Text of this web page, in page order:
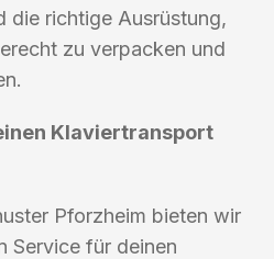
die richtige Ausrüstung,
zu verpacken und
Klaviertransport
Pforzheim bieten wir
Service für deinen